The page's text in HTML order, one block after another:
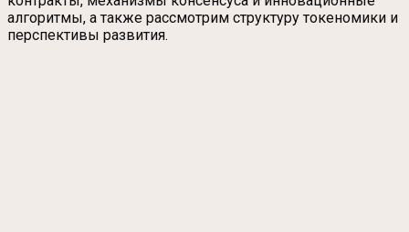
алгоритмы, а также рассмотрим структуру токеномики и
перспективы развития.